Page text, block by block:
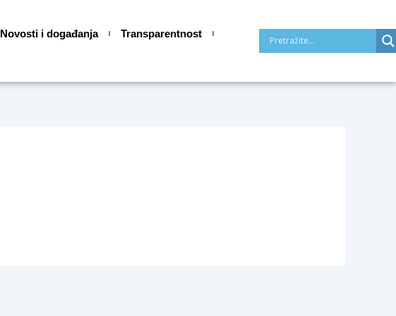
Novosti i događanja
Transparentnost